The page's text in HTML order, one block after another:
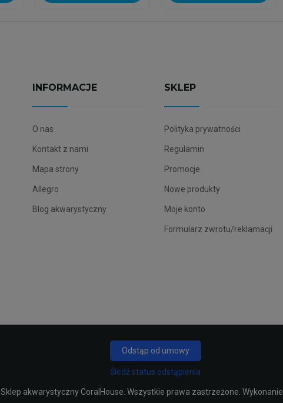
INFORMACJE
O nas
Kontakt z nami
Mapa strony
Allegro
Blog akwarystyczny
SKLEP
Polityka prywatności
Regulamin
Promocje
Nowe produkty
Moje konto
Formularz zwrotu/reklamacji
Odstąp od umowy
Śledź status odstąpienia
Sklep akwarystyczny CoralHouse. Wszystkie prawa zastrzeżone. Wykonanie